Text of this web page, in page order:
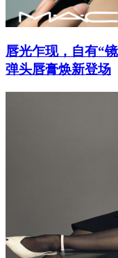
唇光乍现，自有“
弹头唇膏焕新登场